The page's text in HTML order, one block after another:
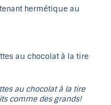
hermétique au
au chocolat à la tire
comme des grands!